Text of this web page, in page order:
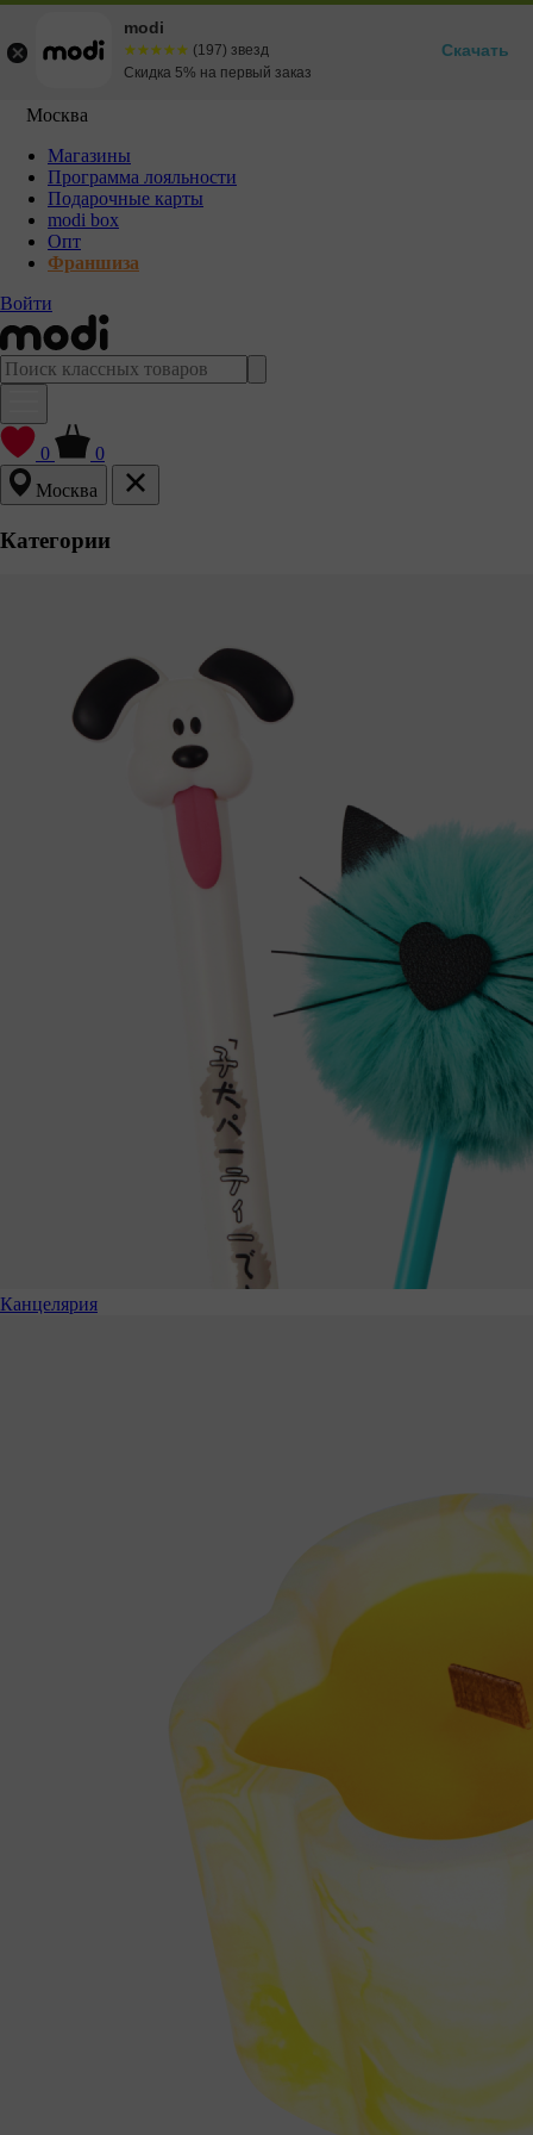
Москва
Магазины
Программа лояльности
Подарочные карты
modi box
Опт
Франшиза
Войти
0
0
Москва
Категории
Канцелярия
modi
☆☆☆☆☆
★★★★★ (197) звезд
Скидка 5% на первый заказ
Скачать